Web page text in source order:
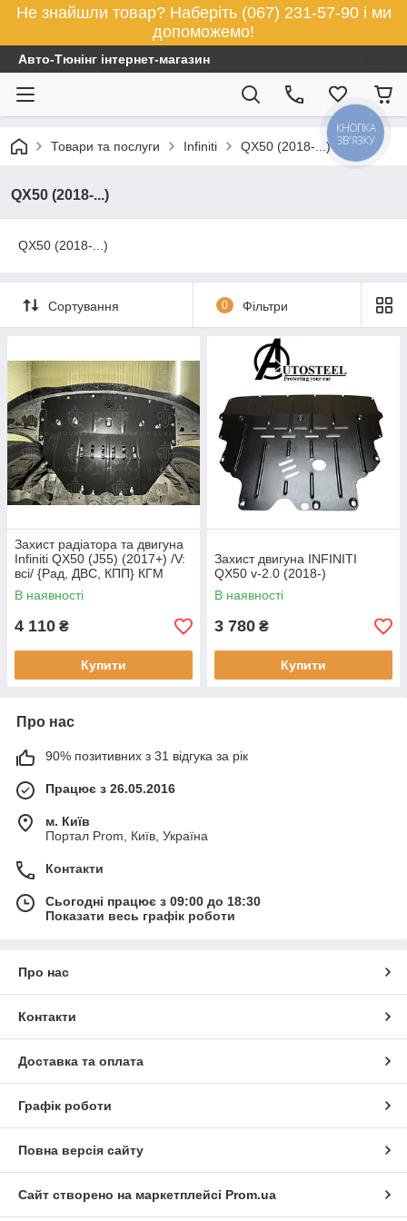
Не знайшли товар? Наберіть (067) 231-57-90 і ми
допоможемо!
Авто-Тюнінг інтернет-магазин
Товари та послуги Infiniti QX50 (2018-...)
QX50 (2018-...)
QX50 (2018-...)
Сортування 0 Фільтри
Захист радіатора та двигуна
Infiniti QX50 (J55) (2017+) /V:
всі/ {Рад, ДВС, КПП} КГМ
В наявності
4 110 ₴
Купити
Захист двигуна INFINITI
QX50 v-2.0 (2018-)
В наявності
3 780 ₴
Купити
Про нас
90% позитивних з 31 відгука за рік
Працює з 26.05.2016
м. Київ
Портал Prom, Київ, Україна
Контакти
Сьогодні працює з 09:00 до 18:30
Показати весь графік роботи
Про нас
Контакти
Доставка та оплата
Графік роботи
Повна версія сайту
Сайт створено на маркетплейсі Prom.ua
КНОПКА
ЗВ'ЯЗКУ